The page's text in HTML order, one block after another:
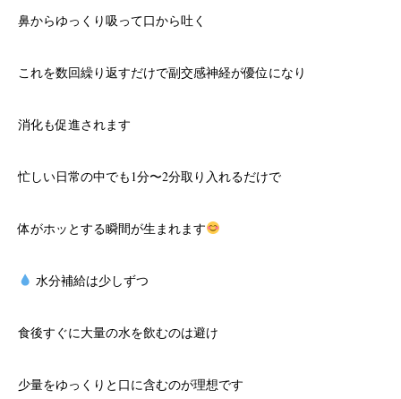
鼻からゆっくり吸って口から吐く
これを数回繰り返すだけで副交感神経が優位になり
消化も促進されます
忙しい日常の中でも1分〜2分取り入れるだけで
体がホッとする瞬間が生まれます
水分補給は少しずつ
食後すぐに大量の水を飲むのは避け
少量をゆっくりと口に含むのが理想です